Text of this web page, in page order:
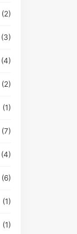
(2)
(3)
(4)
(2)
(1)
(7)
(4)
(6)
(1)
(1)